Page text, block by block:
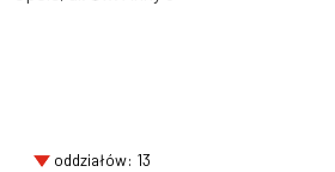
oddziałów: 13